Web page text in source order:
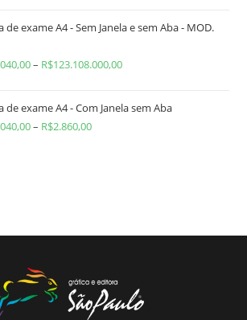
de exame A4 - Sem Janela e sem Aba - MOD.
– R$123.108.000,00
de exame A4 - Com Janela sem Aba
– R$2.860,00